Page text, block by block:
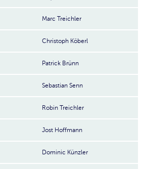
Marc Treichler
Christoph Köberl
Patrick Brünn
Sebastian Senn
Robin Treichler
Jost Hoffmann
Dominic Künzler